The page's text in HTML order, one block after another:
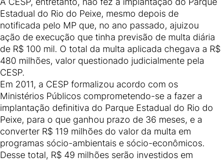
Estadual do Rio do Peixe, mesmo depois de
notificada pelo MP que, no ano passado, ajuizou
ação de execução que tinha previsão de multa diária
de R$ 100 mil. O total da multa aplicada chegava a R$
480 milhões, valor questionado judicialmente pela
CESP.
Em 2011, a CESP formalizou acordo com os
Ministérios Públicos comprometendo-se a fazer a
implantação definitiva do Parque Estadual do Rio do
Peixe, para o que ganhou prazo de 36 meses, e a
converter R$ 119 milhões do valor da multa em
programas sócio-ambientais e sócio-econômicos.
Desse total, R$ 49 milhões serão investidos em